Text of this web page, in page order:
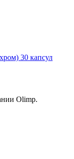
Olimp.